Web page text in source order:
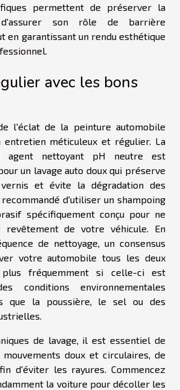
permettent de préserver la
son rôle de barrière
en garantissant un rendu esthétique
avec les bons
l'éclat de la peinture automobile
entretien méticuleux et régulier. La
agent nettoyant pH neutre est
un lavage auto doux qui préserve
et évite la dégradation des
d'utiliser un shampoing
spécifiquement conçu pour ne
de votre véhicule. En
de nettoyage, un consensus
votre automobile tous les deux
plus fréquemment si celle-ci est
conditions environnementales
que la poussière, le sel ou des
de lavage, il est essentiel de
doux et circulaires, de
d'éviter les rayures. Commencez
la voiture pour décoller les